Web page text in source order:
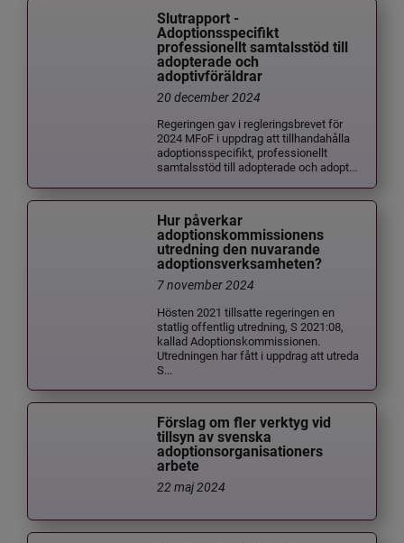
Slutrapport -
Adoptionsspecifikt
professionellt samtalsstöd till
adopterade och
adoptivföräldrar
20 december 2024
Regeringen gav i regleringsbrevet för
2024 MFoF i uppdrag att tillhandahålla
adoptionsspecifikt, professionellt
samtalsstöd till adopterade och adopt...
Hur påverkar
adoptionskommissionens
utredning den nuvarande
adoptionsverksamheten?
7 november 2024
Hösten 2021 tillsatte regeringen en
statlig offentlig utredning, S 2021:08,
kallad Adoptionskommissionen.
Utredningen har fått i uppdrag att utreda
S...
Förslag om fler verktyg vid
tillsyn av svenska
adoptionsorganisationers
arbete
22 maj 2024